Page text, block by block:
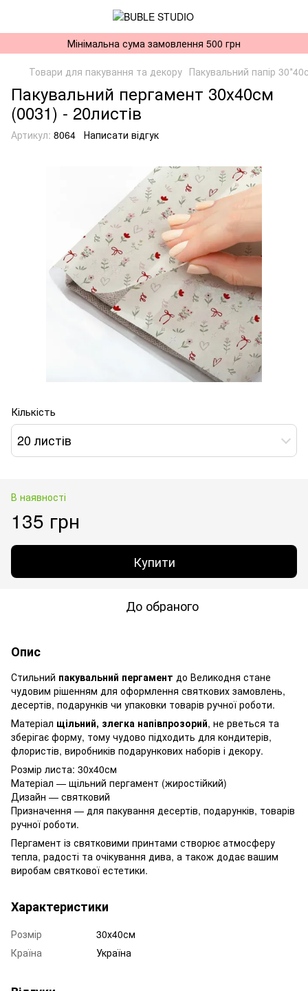
Мінімальна сума замовлення 500 грн
Товари для пакування та декору Пакувальний папір
Пакувальний пергамент 30х40см
(0031) - 20листів
Артикул: 8064 Написати відгук
Кількість
20 листів
В наявності
135 грн
Купити
До обраного
Опис
Стильний пакувальний пергамент до Великодня стане
чудовим рішенням для оформлення святкових замовлень,
десертів, подарунків чи упаковки товарів ручної роботи.
Матеріал щільний, злегка напівпрозорий, не рветься та
зберігає форму, тому чудово підходить для кондитерів,
флористів, виробників подарункових наборів і декору.
Розмір листа: 30х40см
Матеріал — щільний пергамент (жиростійкий)
Дизайн — святковий
Призначення — для пакування десертів, подарунків, товарів
ручної роботи.
Пергамент із святковими принтами створює атмосферу
тепла, радості та очікування дива, а також додає вашим
виробам святкової естетики.
Характеристики
Розмір
30х40см
Країна
Україна